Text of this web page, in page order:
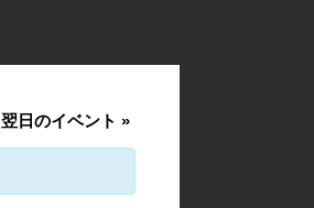
翌日のイベント »